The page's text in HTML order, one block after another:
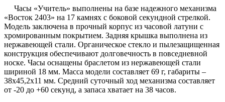
Часы «Учитель» выполнены на базе надежного механизма
«Восток 2403» на 17 камнях с боковой секундной стрелкой.
Модель заключена в прочный корпус из часовой латуни с
хромированным покрытием. Задняя крышка выполнена из
нержавеющей стали. Органическое стекло и пылезащищенная
конструкция обеспечивают долговечность в повседневной
носке. Часы оснащены браслетом из нержавеющей стали
шириной 18 мм. Масса модели составляет 69 г, габариты –
38х45,2х11 мм. Средний суточный ход механизма составляет
от -20 до +60 секунд, а запаса хватает на 38 часов.